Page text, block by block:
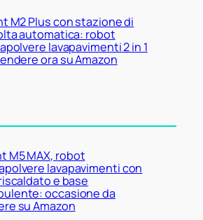
M2 Plus con stazione di
automatica: robot
lavapavimenti 2 in 1
ora su Amazon
M5 MAX, robot
lavapavimenti con
e base
occasione da
su Amazon